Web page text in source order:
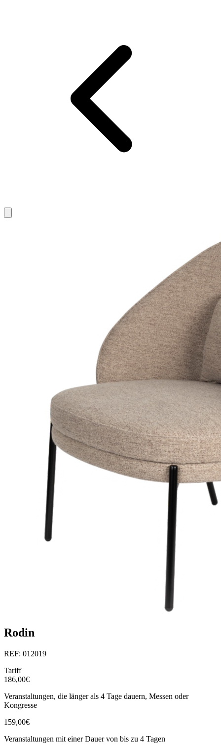
Rodin
REF: 012019
Tariff
186,00€
Veranstaltungen, die länger als 4 Tage dauern, Messen oder
Kongresse
159,00€
Veranstaltungen mit einer Dauer von bis zu 4 Tagen